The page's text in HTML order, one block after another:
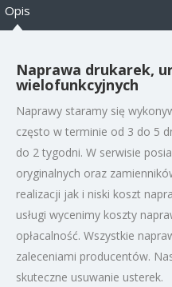
Opis
Naprawa drukarek,
wielofunkcyjnych
Naprawy staramy się
często w terminie od 3 do 5
do 2 tygodni. W serwisie
oryginalnych oraz
realizacji jak i niski koszt
usługi wycenimy koszty
opłacalność. Wszystkie
zaleceniami producentów.
skuteczne usuwanie usterek.